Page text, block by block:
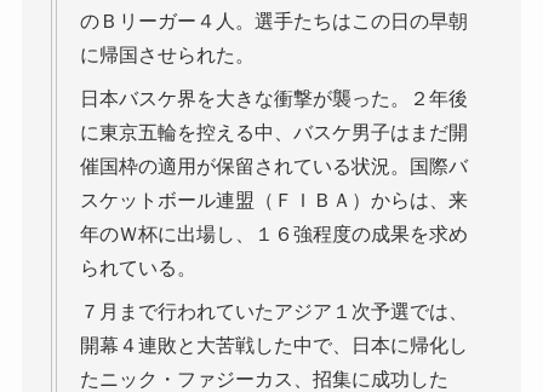
のＢリーガー４人。選手たちはこの日の早朝
に帰国させられた。
日本バスケ界を大きな衝撃が襲った。２年後
に東京五輪を控える中、バスケ男子はまだ開
催国枠の適用が保留されている状況。国際バ
スケットボール連盟（ＦＩＢＡ）からは、来
年のＷ杯に出場し、１６強程度の成果を求め
られている。
７月まで行われていたアジア１次予選では、
開幕４連敗と大苦戦した中で、日本に帰化し
たニック・ファジーカス、招集に成功した